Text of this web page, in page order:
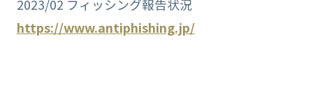
2023/02 フィッシング報告状況
https://www.antiphishing.jp/